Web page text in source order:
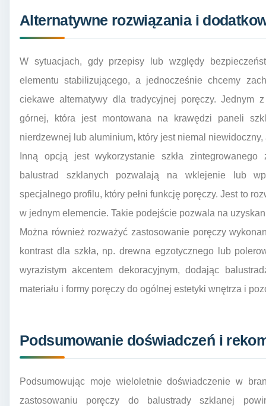
Alternatywne rozwiązania i
W sytuacjach, gdy przepisy lub względy
elementu stabilizującego, a jednocześnie chcemy
ciekawe alternatywy dla tradycyjnej poręczy. Jednym
górnej, która jest montowana na krawędzi paneli
nierdzewnej lub aluminium, który jest niemal
Inną opcją jest wykorzystanie szkła
balustrad szklanych pozwalają na wklejenie lub
specjalnego profilu, który pełni funkcję poręczy. Jest to
w jednym elemencie. Takie podejście pozwala na
Można również rozważyć zastosowanie poręczy
kontrast dla szkła, np. drewna egzotycznego lub
wyrazistym akcentem dekoracyjnym, dodając
materiału i formy poręczy do ogólnej estetyki wnętrza i
Podsumowanie doświadczeń i
Podsumowując moje wieloletnie doświadczenie w
zastosowaniu poręczy do balustrady szklanej